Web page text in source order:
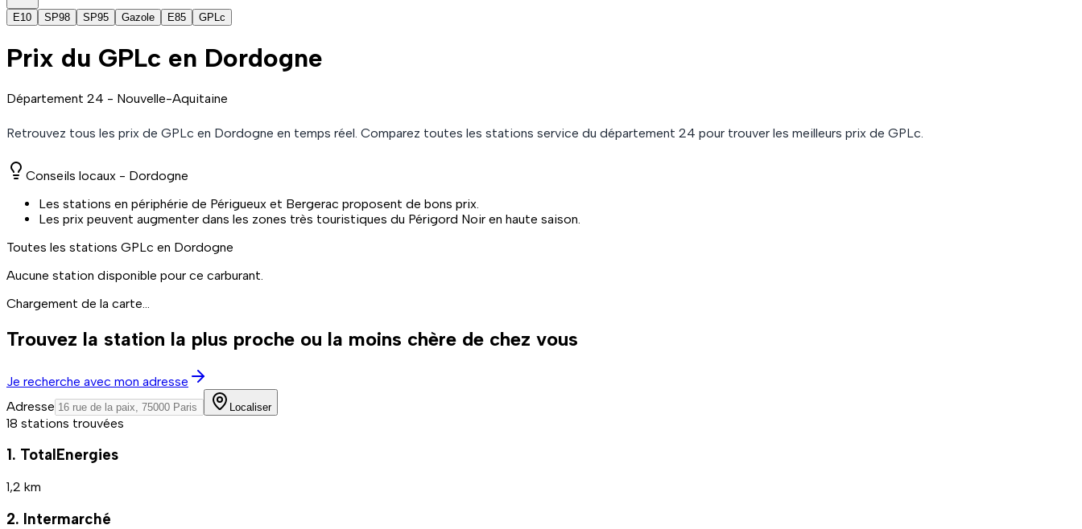
E10 SP98 SP95 Gazole E85 GPLc
Prix du GPLc en Dordogne
Département 24 - Nouvelle-Aquitaine
Retrouvez tous les prix de GPLc en Dordogne en temps réel. Comparez toutes les stations service du département 24 pour trouver les meilleurs prix de GPLc.
Conseils locaux - Dordogne
Les stations en périphérie de Périgueux et Bergerac proposent de bons prix.
Les prix peuvent augmenter dans les zones très touristiques du Périgord Noir en haute saison.
Toutes les stations GPLc en Dordogne
Aucune station disponible pour ce carburant.
Chargement de la carte...
Trouvez la station la plus proche ou la moins chère de chez vous
Je recherche avec mon adresse
Adresse
Localiser
18 stations trouvées
1. TotalEnergies
1,2 km
2. Intermarché